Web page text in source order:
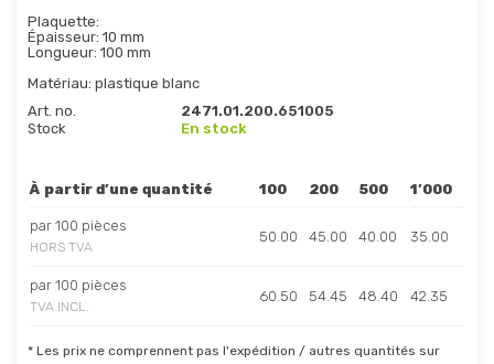
Plaquette:
Épaisseur: 10 mm
Longueur: 100 mm
Matériau: plastique blanc
Art. no.
2471.01.200.651005
Stock
En stock
À partir d’une quantité 100 200 500 1’000
par 100 pièces
HORS TVA
50.00 45.00 40.00 35.00
par 100 pièces
TVA INCL.
60.50 54.45 48.40 42.35
* Les prix ne comprennent pas l'expédition / autres quantités sur